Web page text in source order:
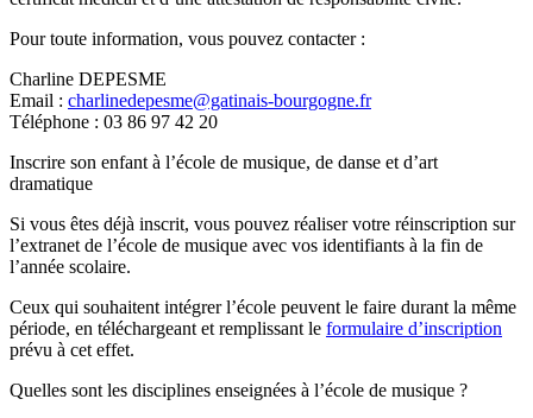
Pour toute information, vous pouvez contacter :
Charline DEPESME
Email : charlinedepesme@gatinais-bourgogne.fr
Téléphone : 03 86 97 42 20
Inscrire son enfant à l’école de musique, de danse et d’art
dramatique
Si vous êtes déjà inscrit, vous pouvez réaliser votre réinscription sur
l’extranet de l’école de musique avec vos identifiants à la fin de
l’année scolaire.
Ceux qui souhaitent intégrer l’école peuvent le faire durant la même
période, en téléchargeant et remplissant le formulaire d’inscription
prévu à cet effet.
Quelles sont les disciplines enseignées à l’école de musique ?